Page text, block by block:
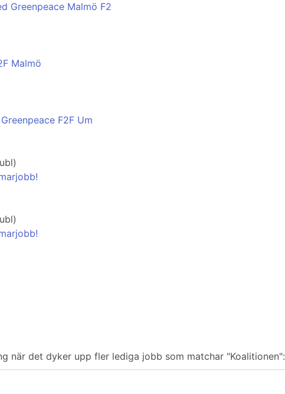
Greenpeace Malmö F2
Malmö
F2F Um
när det dyker upp fler lediga jobb som matchar "Koalitionen":